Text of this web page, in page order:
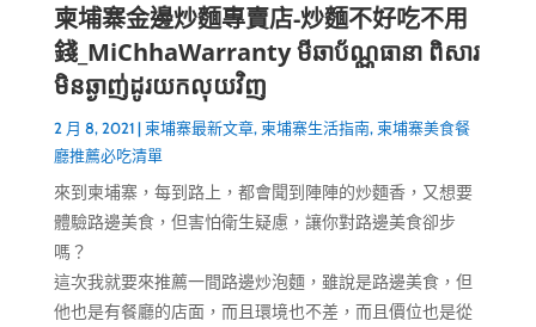
柬埔寨金邊炒麵專賣店-炒麵不好吃不用
錢_MiChhaWarranty មីឆាប័ណ្ណធានា ពិសារ
មិនឆ្ងាញ់ដូរយកលុយវិញ
2 月 8, 2021|柬埔寨最新文章,柬埔寨生活指南,柬埔寨美食餐
廳推薦必吃清單
來到柬埔寨，每到路上，都會聞到陣陣的炒麵香，又想要
體驗路邊美食，但害怕衛生疑慮，讓你對路邊美食卻步
嗎？
這次我就要來推薦一間路邊炒泡麵，雖說是路邊美食，但
他也是有餐廳的店面，而且環境也不差，而且價位也是從